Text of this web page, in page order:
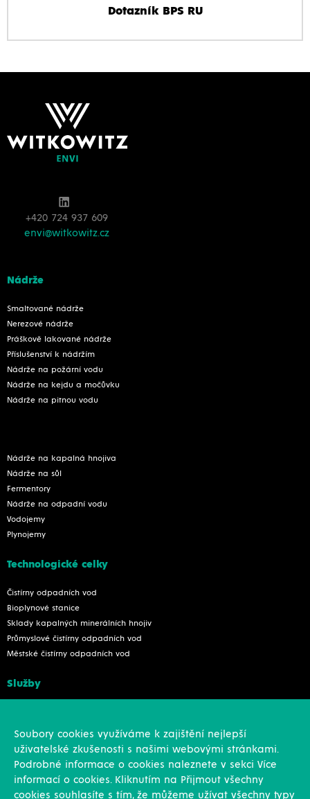
Dotazník BPS RU
+420 724 937 609
envi@witkowitz.cz
Nádrže
Smaltované nádrže
Nerezové nádrže
Práškově lakované nádrže
Příslušenství k nádržím
Nádrže na požární vodu
Nádrže na kejdu a močůvku
Nádrže na pitnou vodu
Nádrže na kapalná hnojiva
Nádrže na sůl
Fermentory
Nádrže na odpadní vodu
Vodojemy
Plynojemy
Technologické celky
Čistírny odpadních vod
Bioplynové stanice
Sklady kapalných minerálních hnojiv
Průmyslové čistírny odpadních vod
Městské čistírny odpadních vod
Služby
Soubory cookies využíváme k zajištění nejlepší
uživatelské zkušenosti s našimi webovými stránkami.
Podrobné informace o cookies naleznete v sekci Více
informací o cookies. Kliknutím na Přijmout všechny
cookies souhlasíte s tím, že můžeme užívat všechny typy